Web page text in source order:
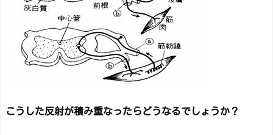
こうした反射が積み重なったらどうなるでしょうか？